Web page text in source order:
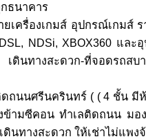
ธนาคาร
ยเครื่องเกมส์ อุปกรณ์เกมส์
NDSi, XBOX360 แล
ดินทางสะดวก-ที่จอดรถสบ
ดถนนศรีนครินทร์ ( ( 4 ชั้น
ข้ามซีคอน ทำเลติดถนน มอ
นทางสะดวก ให้เช่าไม่แพง